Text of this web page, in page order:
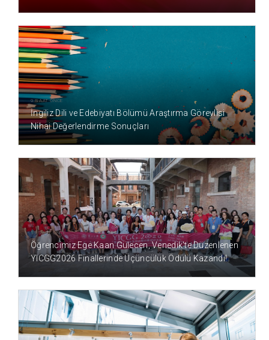
9 SAAT ÖNCE
İngiliz Dili ve Edebiyatı Bölümü Araştırma Görevlisi
Nihai Değerlendirme Sonuçları
13 SAAT ÖNCE
Öğrencimiz Ege Kaan Gülecen, Venedik'te Düzenlenen
YICGG2026 Finallerinde Üçüncülük Ödülü Kazandı!